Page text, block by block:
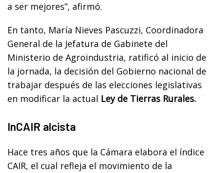
a ser mejores”, afirmó.
En tanto, María Nieves Pascuzzi, Coordinadora
General de la Jefatura de Gabinete del
Ministerio de Agroindustria, ratificó al inicio de
la jornada, la decisión del Gobierno nacional de
trabajar después de las elecciones legislativas
en modificar la actual Ley de Tierras Rurales.
InCAIR alcista
Hace tres años que la Cámara elabora el índice
CAIR, el cual refleja el movimiento de la